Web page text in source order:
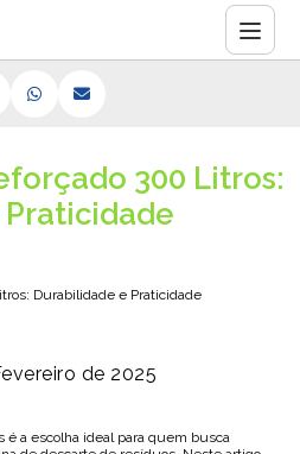
Litros: Durabilidade e Praticidade
300 Litros:
de 2025
é a escolha ideal para quem busca